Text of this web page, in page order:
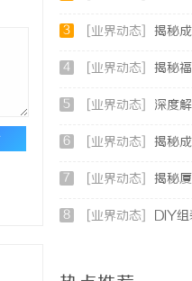
3 [业界动态] 揭秘成都私
4 [业界动态] 揭秘福州
5 [业界动态] 深度解析
6 [业界动态] 揭秘成都
7 [业界动态] 揭秘厦门
8 [业界动态] DIY组